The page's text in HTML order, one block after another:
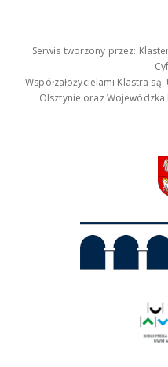
Serwis tworzony przez:
Współzałożycielami Klastra
Olsztynie oraz